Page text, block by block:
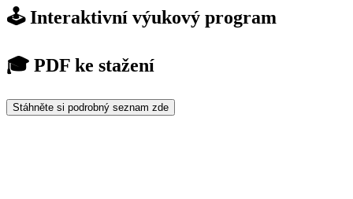
🕹️ Interaktivní výukový program
🎓 PDF ke stažení
Stáhněte si podrobný seznam zde